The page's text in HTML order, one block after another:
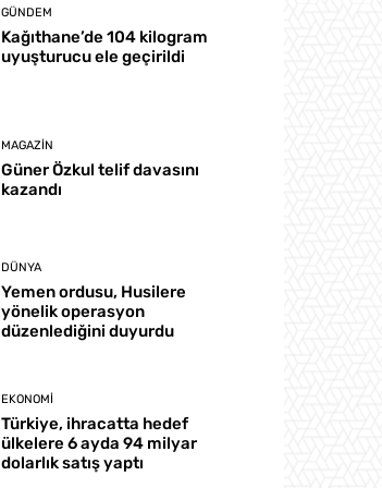
GÜNDEM
Kağıthane’de 104 kilogram
uyuşturucu ele geçirildi
MAGAZIN
Güner Özkul telif davasını
kazandı
DÜNYA
Yemen ordusu, Husilere
yönelik operasyon
düzenlediğini duyurdu
EKONOMI
Türkiye, ihracatta hedef
ülkelere 6 ayda 94 milyar
dolarlık satış yaptı